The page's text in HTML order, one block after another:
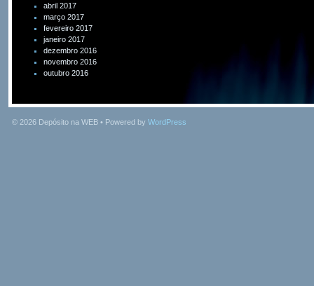
abril 2017
março 2017
fevereiro 2017
janeiro 2017
dezembro 2016
novembro 2016
outubro 2016
© 2026 Depósito na WEB • Powered by WordPress